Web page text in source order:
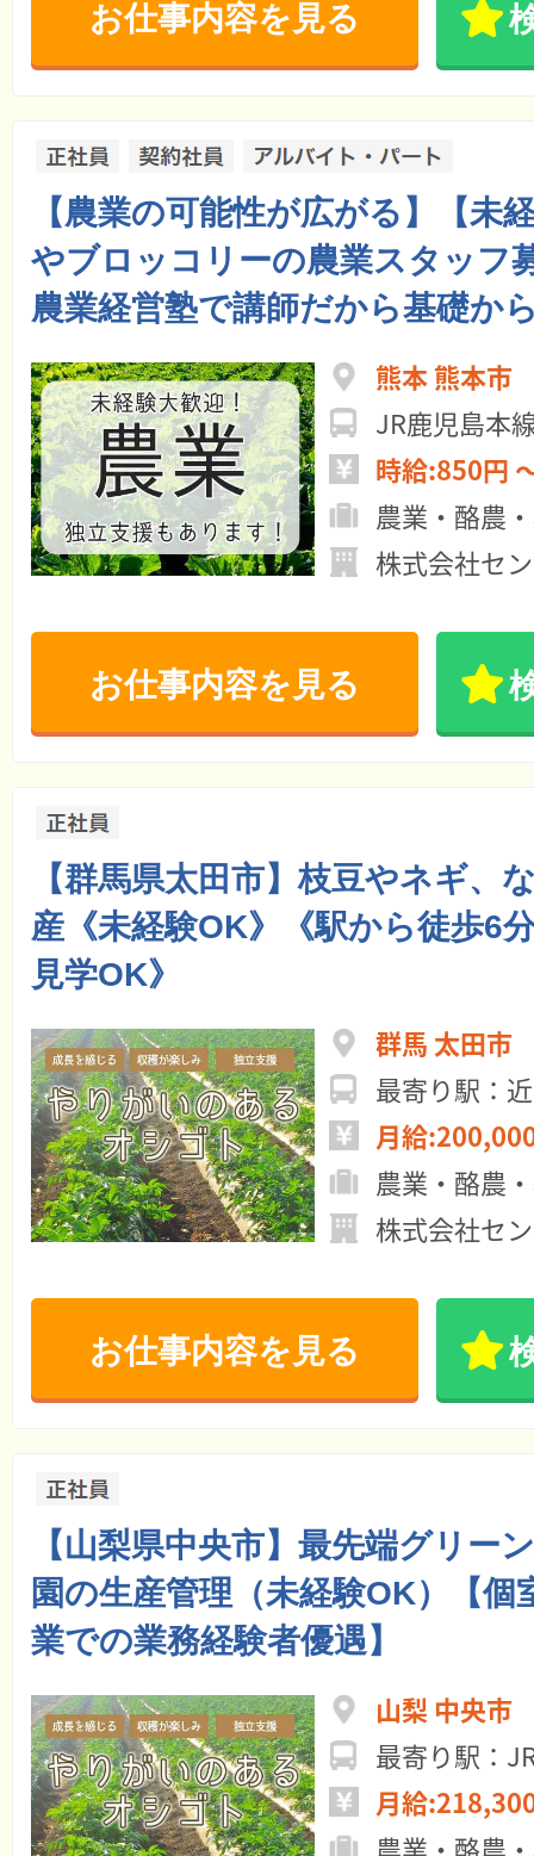
お仕事内容を見る
【農業の可能性が広がる】【未
やブロッコリーの農業スタッフ
農業経営塾で講師だから基礎か
熊本 熊本市
JR鹿児島本
時給:850円
農業・酪農
株式会社セ
お仕事内容を見る
【群馬県太田市】枝豆やネギ、
産《未経験OK》《駅から徒歩6
見学OK》
群馬 太田市
最寄り駅：
月給
農業・酪農
株式会社セ
お仕事内容を見る
【山梨県中央市】最先端グリー
園の生産管理（未経験OK）【個
業での業務経験者優遇】
山梨 中央市
最寄り駅：
月給
農業・酪農